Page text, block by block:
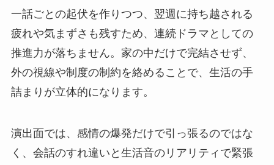
一話ごとの起伏を作りつつ、翌週に持ち越される
疲れや気まずさも残すため、連続ドラマとしての
推進力が落ちません。家の中だけで完結させず、
外の視線や制度の制約を絡めることで、生活の手
詰まりが立体的になります。
演出面では、感情の爆発だけで引っ張るのではな
く、会話のすれ違いと生活音のリアリティで緊張